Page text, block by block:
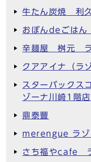
牛たん炭焼 利久
おぼんdeごはん
辛麺屋 桝元 ラ
クアアイナ（ラ
スターバックス
ゾーナ川崎1階店
鼎泰豐
merengue ラゾ
さち福やcafe